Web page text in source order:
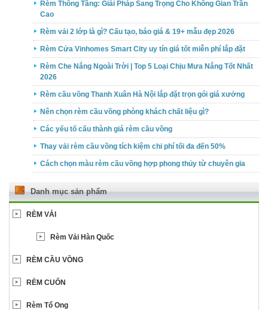
Rèm Thông Tầng: Giải Pháp Sang Trọng Cho Không Gian Trần
Cao
Rèm vải 2 lớp là gì? Cấu tạo, báo giá & 19+ mẫu đẹp 2026
Rèm Cửa Vinhomes Smart City uy tín giá tốt miễn phí lắp đặt
Rèm Che Nắng Ngoài Trời | Top 5 Loại Chịu Mưa Nắng Tốt Nhất
2026
Rèm cầu vồng Thanh Xuân Hà Nội lắp đặt trọn gói giá xưởng
Nên chọn rèm cầu vồng phòng khách chất liệu gì?
Các yếu tố cấu thành giá rèm cầu vồng
Thay vải rèm cầu vồng tích kiệm chi phí tối đa đến 50%
Cách chọn màu rèm cầu vồng hợp phong thủy từ chuyên gia
Danh mục sản phẩm
RÈM VẢI
Rèm Vải Hàn Quốc
RÈM CẦU VỒNG
RÈM CUỐN
Rèm Tổ Ong